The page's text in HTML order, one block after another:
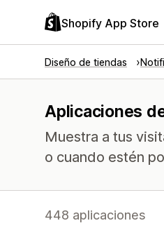
Shopify App Store
Diseño de tiendas
Aplicaciones
Muestra a tus
o cuando estén
448 aplicaciones